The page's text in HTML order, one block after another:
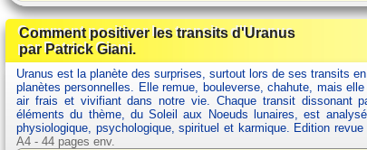
Comment positiver les transits d'Uranus
par Patrick Giani.
Uranus est la planète des surprises, surtout lors de ses transits
planètes personnelles. Elle remue, bouleverse, chahute, mais
air frais et vivifiant dans notre vie. Chaque transit dissonant
éléments du thème, du Soleil aux Noeuds lunaires, est
physiologique, psychologique, spirituel et karmique. Edition
A4 - 44 pages env.